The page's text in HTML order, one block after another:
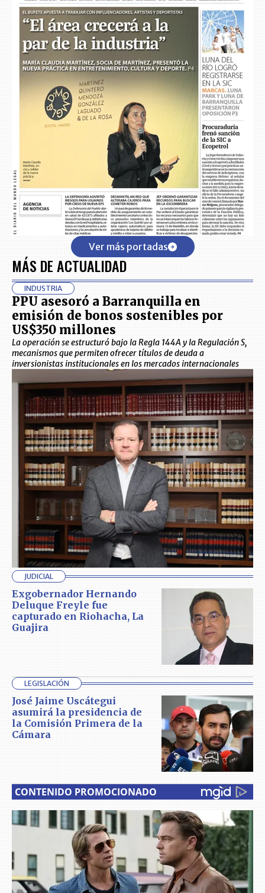
Ver más portadas
MÁS DE ACTUALIDAD
INDUSTRIA
PPU asesoró a Barranquilla en
emisión de bonos sostenibles por
US$350 millones
La operación se estructuró bajo la Regla 144A y la Regulación S,
mecanismos que permiten ofrecer títulos de deuda a
inversionistas institucionales en los mercados internacionales
JUDICIAL
Exgobernador Hernando
Deluque Freyle fue
capturado en Riohacha, La
Guajira
LEGISLACIÓN
José Jaime Uscátegui
asumirá la presidencia de
la Comisión Primera de la
Cámara